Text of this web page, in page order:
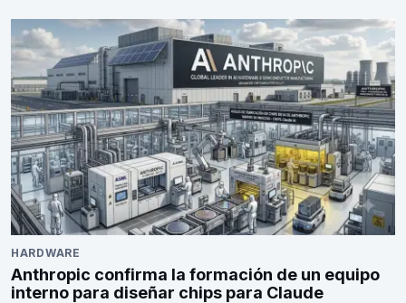
HARDWARE
Anthropic confirma la formación de un equipo
interno para diseñar chips para Claude